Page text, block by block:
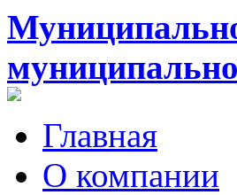
Главная
О компании